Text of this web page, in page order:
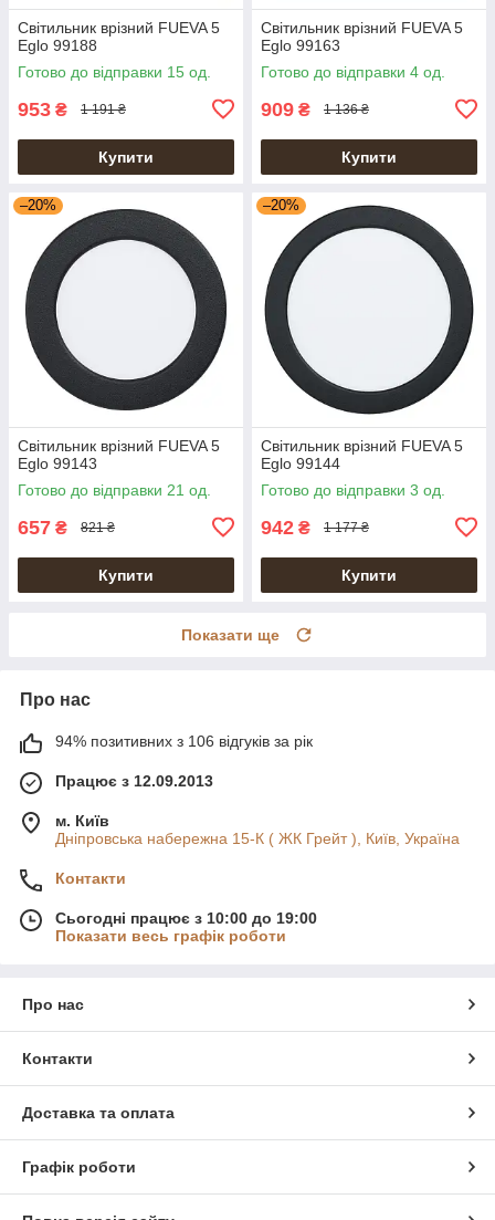
Світильник врізний FUEVA 5
Eglo 99188
Готово до відправки 15 од.
953 ₴ 1 191 ₴
Купити
Світильник врізний FUEVA 5
Eglo 99163
Готово до відправки 4 од.
909 ₴ 1 136 ₴
Купити
–20%
Світильник врізний FUEVA 5
Eglo 99143
Готово до відправки 21 од.
657 ₴ 821 ₴
Купити
–20%
Світильник врізний FUEVA 5
Eglo 99144
Готово до відправки 3 од.
942 ₴ 1 177 ₴
Купити
Показати ще
Про нас
94% позитивних з 106 відгуків за рік
Працює з 12.09.2013
м. Київ
Дніпровська набережна 15-К ( ЖК Грейт ), Київ, Україна
Контакти
Сьогодні працює з 10:00 до 19:00
Показати весь графік роботи
Про нас
Контакти
Доставка та оплата
Графік роботи